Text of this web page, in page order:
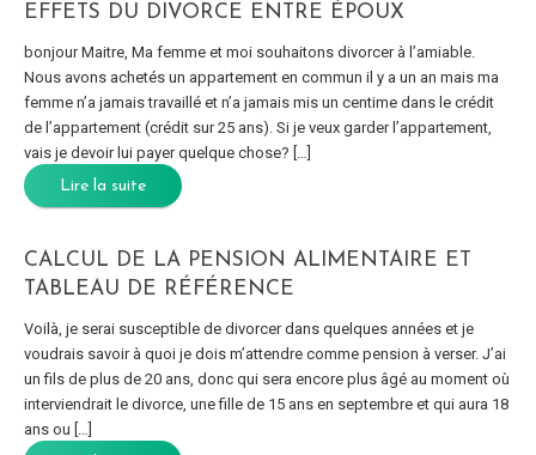
EFFETS DU DIVORCE ENTRE ÉPOUX
bonjour Maitre, Ma femme et moi souhaitons divorcer à l’amiable.
Nous avons achetés un appartement en commun il y a un an mais ma
femme n’a jamais travaillé et n’a jamais mis un centime dans le crédit
de l’appartement (crédit sur 25 ans). Si je veux garder l’appartement,
vais je devoir lui payer quelque chose? […]
Lire la suite
CALCUL DE LA PENSION ALIMENTAIRE ET
TABLEAU DE RÉFÉRENCE
Voilà, je serai susceptible de divorcer dans quelques années et je
voudrais savoir à quoi je dois m’attendre comme pension à verser. J’ai
un fils de plus de 20 ans, donc qui sera encore plus âgé au moment où
interviendrait le divorce, une fille de 15 ans en septembre et qui aura 18
ans ou […]